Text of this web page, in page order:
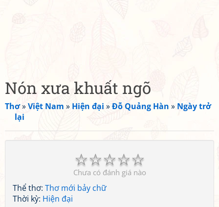
Nón xưa khuất ngõ
Thơ»Việt Nam » Hiện đại »Đỗ Quảng Hàn » Ngày trở
lại
☆
☆
☆
☆
☆
Chưa có đánh giá nào
Thể thơ: Thơ mới bảy chữ
Thời kỳ: Hiện đại